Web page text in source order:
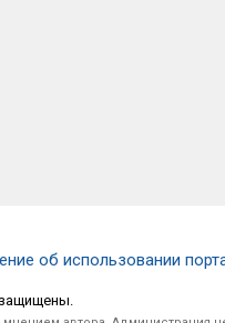
об использовании